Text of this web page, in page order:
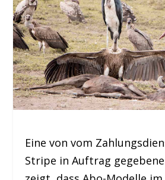
Eine von vom
Stripe in Auftrag gegebene